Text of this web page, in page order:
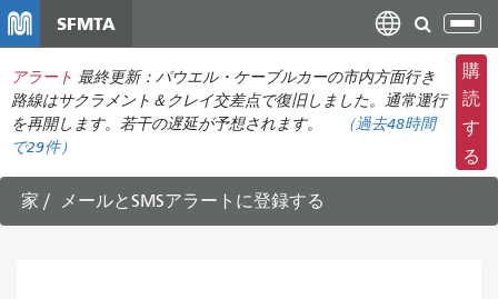
コ
ン
ン
ツ
に
SFMTA
ナ
ビ
ゲ
ー
シ
ョ
の
アラート 最終更新：パウエル・ケーブルカーの市内方面行き
路線はサクラメント＆クレイ交差点で復旧しました。通常運行
を再開します。若干の遅延が予想されます。
（過去48時間
で29件）
購
読
す
る
家 メールとSMSアラートに登録する